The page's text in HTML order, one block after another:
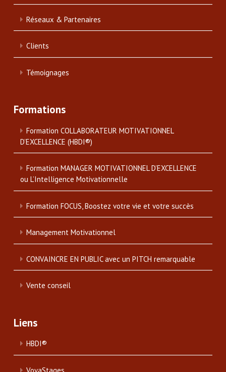
Réseaux & Partenaires
Clients
Témoignages
Formations
Formation COLLABORATEUR MOTIVATIONNEL
D’EXCELLENCE (HBDI®)
Formation MANAGER MOTIVATIONNEL D’EXCELLENCE
ou L’Intelligence Motivationnelle
Formation FOCUS, Boostez votre vie et votre succès
Management Motivationnel
CONVAINCRE EN PUBLIC avec un PITCH remarquable
Vente conseil
Liens
HBDI®
VoyaStages